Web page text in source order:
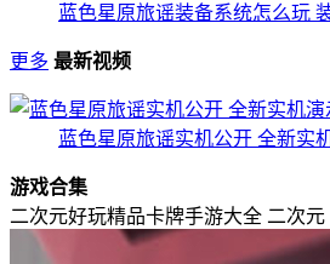
蓝色星原旅谣装备系统怎么玩
更多 最新视频
蓝色星原旅谣实机公开 全新实
游戏合集
二次元好玩精品卡牌手游大全 二次元